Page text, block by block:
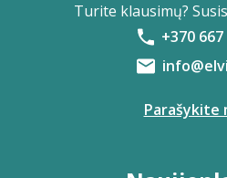
Turite klausimų?
+370 667
Parašykite